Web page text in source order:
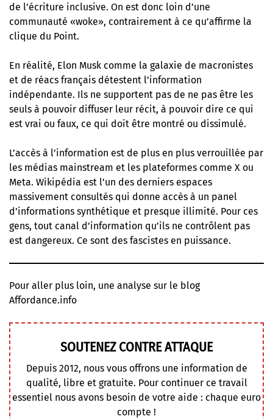
de l’écriture inclusive. On est donc loin d’une
communauté «woke», contrairement à ce qu’affirme la
clique du Point.
En réalité, Elon Musk comme la galaxie de macronistes
et de réacs français détestent l’information
indépendante. Ils ne supportent pas de ne pas être les
seuls à pouvoir diffuser leur récit, à pouvoir dire ce qui
est vrai ou faux, ce qui doit être montré ou dissimulé.
L’accès à l’information est de plus en plus verrouillée par
les médias mainstream et les plateformes comme X ou
Meta. Wikipédia est l’un des derniers espaces
massivement consultés qui donne accès à un panel
d’informations synthétique et presque illimité. Pour ces
gens, tout canal d’information qu’ils ne contrôlent pas
est dangereux. Ce sont des fascistes en puissance.
Pour aller plus loin, une analyse sur le blog
Affordance.info
SOUTENEZ CONTRE ATTAQUE
Depuis 2012, nous vous offrons une information de
qualité, libre et gratuite. Pour continuer ce travail
essentiel nous avons besoin de votre aide : chaque euro
compte !